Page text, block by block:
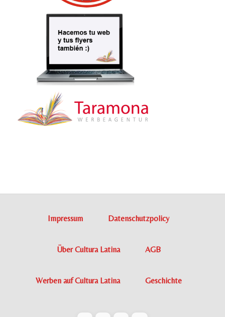
Impressum Datenschutzpolicy
Über Cultura Latina AGB
Werben auf Cultura Latina Geschichte